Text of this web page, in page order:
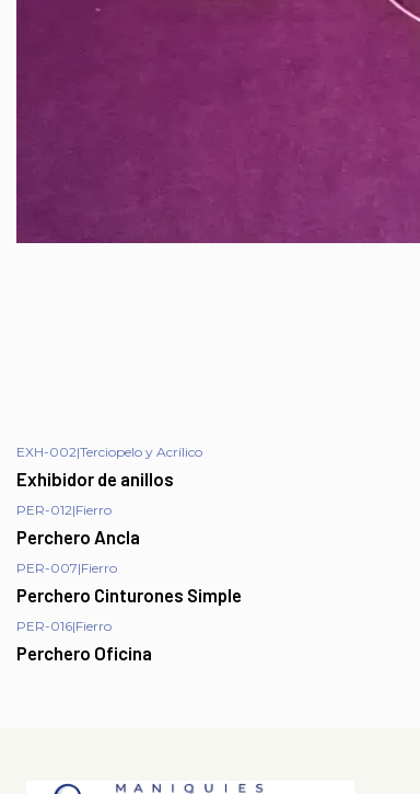
EXH-002|Terciopelo y Acrílico
Exhibidor de anillos
PER-012|Fierro
Perchero Ancla
PER-007|Fierro
Perchero Cinturones Simple
PER-016|Fierro
Perchero Oficina